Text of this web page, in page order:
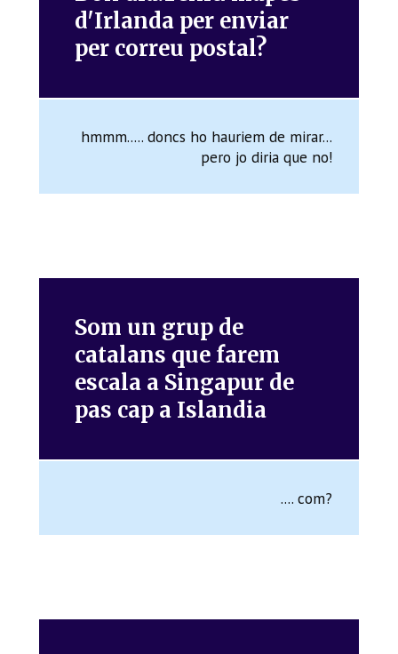
d'Irlanda per enviar
per correu postal?
hmmm..... doncs ho hauriem de mirar...
pero jo diria que no!
Som un grup de
catalans que farem
escala a Singapur de
pas cap a Islandia
.... com?